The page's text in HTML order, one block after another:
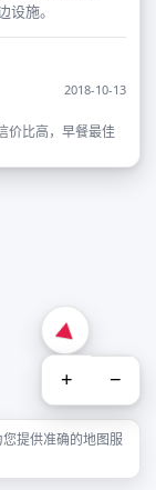
施。
2018-10-13
价比高，早餐最佳
+ −
提供准确的地图服